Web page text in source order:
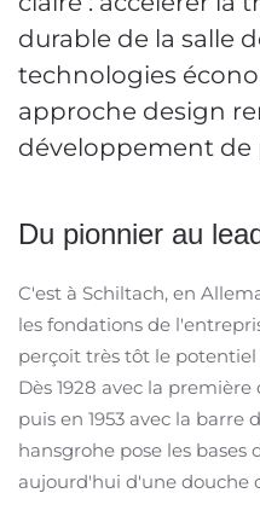
durable de la salle
technologies
approche design
développement de
Du pionnier au
C'est à Schiltach, en
les fondations de
perçoit très tôt le potentiel
Dès 1928 avec la
puis en 1953 avec la barre
hansgrohe pose les
aujourd'hui d'une douche